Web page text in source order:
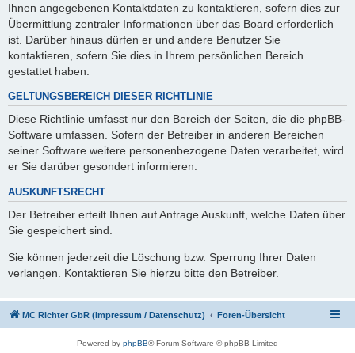
Ihnen angegebenen Kontaktdaten zu kontaktieren, sofern dies zur
Übermittlung zentraler Informationen über das Board erforderlich
ist. Darüber hinaus dürfen er und andere Benutzer Sie
kontaktieren, sofern Sie dies in Ihrem persönlichen Bereich
gestattet haben.
GELTUNGSBEREICH DIESER RICHTLINIE
Diese Richtlinie umfasst nur den Bereich der Seiten, die die phpBB-
Software umfassen. Sofern der Betreiber in anderen Bereichen
seiner Software weitere personenbezogene Daten verarbeitet, wird
er Sie darüber gesondert informieren.
AUSKUNFTSRECHT
Der Betreiber erteilt Ihnen auf Anfrage Auskunft, welche Daten über
Sie gespeichert sind.
Sie können jederzeit die Löschung bzw. Sperrung Ihrer Daten
verlangen. Kontaktieren Sie hierzu bitte den Betreiber.
MC Richter GbR (Impressum / Datenschutz) Foren-Übersicht
Powered by phpBB® Forum Software © phpBB Limited